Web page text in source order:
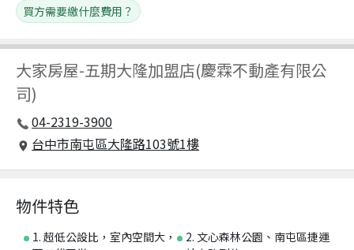
大家房屋-五期大隆加盟店(慶霖不動產有限公
司)
04-2319-3900
台中市南屯區大隆路103號1樓
買方需要繳什麼費用？
物件特色
1. 超低公設比，室內空間大，
2. 文心森林公園、南屯區捷運